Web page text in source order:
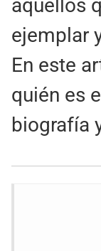
aquellos
ejemplar
En este
quién es
biografía